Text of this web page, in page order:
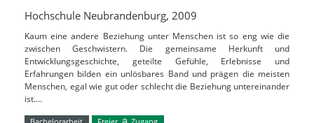
Hochschule Neubrandenburg, 2009
Kaum eine andere Beziehung unter Menschen ist so eng wie die
zwischen Geschwistern. Die gemeinsame Herkunft und
Entwicklungsgeschichte, geteilte Gefühle, Erlebnisse und
Erfahrungen bilden ein unlösbares Band und prägen die meisten
Menschen, egal wie gut oder schlecht die Beziehung untereinander
ist.…